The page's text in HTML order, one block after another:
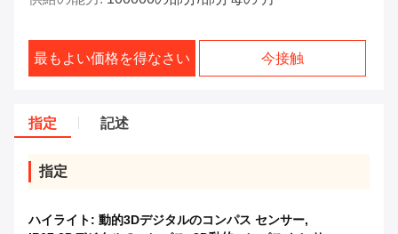
最もよい価格を得なさい 今接触
指定 記述
指定
ハイライト: 動的3Dデジタルのコンパス センサー,